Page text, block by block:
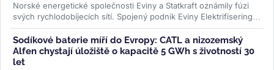
Norské energetické společnosti Eviny a Statkraft oznámily fúzi
svých rychlodobíjecích sítí. Spojený podnik Eviny Elektrifisering
bude mít...>>
Sodíkové baterie míří do Evropy: CATL a nizozemský
Alfen chystají úložiště o kapacitě 5 GWh s životností 30
let